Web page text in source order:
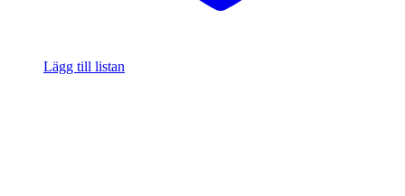
Lägg till listan